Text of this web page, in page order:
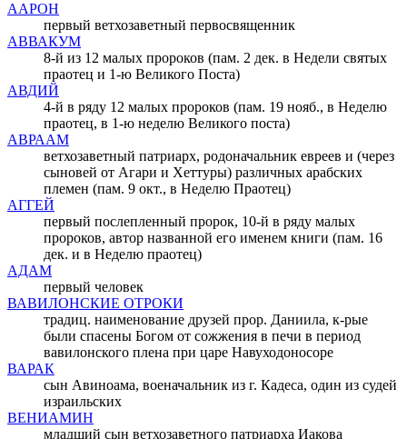
ААРОН
первый ветхозаветный первосвященник
АВВАКУМ
8-й из 12 малых пророков (пам. 2 дек. в Недели святых
праотец и 1-ю Великого Поста)
АВДИЙ
4-й в ряду 12 малых пророков (пам. 19 нояб., в Неделю
праотец, в 1-ю неделю Великого поста)
АВРААМ
ветхозаветный патриарх, родоначальник евреев и (через
сыновей от Агари и Хеттуры) различных арабских
племен (пам. 9 окт., в Неделю Праотец)
АГГЕЙ
первый послепленный пророк, 10-й в ряду малых
пророков, автор названной его именем книги (пам. 16
дек. и в Неделю праотец)
АДАМ
первый человек
ВАВИЛОНСКИЕ ОТРОКИ
традиц. наименование друзей прор. Даниила, к-рые
были спасены Богом от cожжения в печи в период
вавилонского плена при царе Навуходоносоре
ВАРАК
сын Авиноама, военачальник из г. Кадеса, один из судей
израильских
ВЕНИАМИН
младший сын ветхозаветного патриарха Иакова